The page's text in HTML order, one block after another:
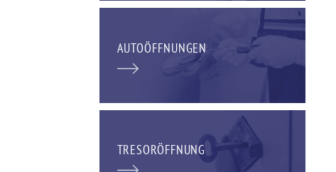
AUTOÖFFNUNGEN
TRESORÖFFNUNG